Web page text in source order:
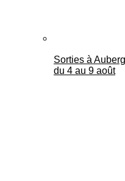
Sorties à
du 4 au 9 août